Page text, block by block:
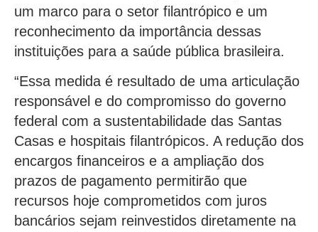
um marco para o setor filantrópico e um
reconhecimento da importância dessas
instituições para a saúde pública brasileira.
“Essa medida é resultado de uma articulação
responsável e do compromisso do governo
federal com a sustentabilidade das Santas
Casas e hospitais filantrópicos. A redução dos
encargos financeiros e a ampliação dos
prazos de pagamento permitirão que
recursos hoje comprometidos com juros
bancários sejam reinvestidos diretamente na